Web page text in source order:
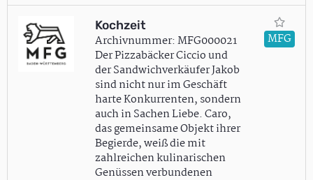
Kochzeit
Archivnummer: MFG000021
Der Pizzabäcker Ciccio und
der Sandwichverkäufer Jakob
sind nicht nur im Geschäft
harte Konkurrenten, sondern
auch in Sachen Liebe. Caro,
das gemeinsame Objekt ihrer
Begierde, weiß die mit
zahlreichen kulinarischen
Genüssen verbundenen
MFG